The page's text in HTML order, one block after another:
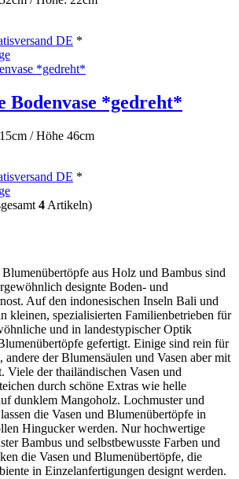
DE *
Bodenvase *gedreht*
/ Höhe 46cm
DE *
4 Artikeln)
aus Holz und Bambus sind
designte Boden- und
Auf den indonesischen Inseln Bali und
kleinen, spezialisierten Familienbetrieben für
und in landestypischer Optik
gefertigt. Einige sind rein für
der Blumensäulen und Vasen aber mit
Viele der thailändischen Vasen und
durch schöne Extras wie helle
dunklem Mangoholz. Lochmuster und
die Vasen und Blumenübertöpfe in
Hingucker werden. Nur hochwertige
Bambus und selbstbewusste Farben und
die Vasen und Blumenübertöpfe, die
in Einzelanfertigungen designt werden.